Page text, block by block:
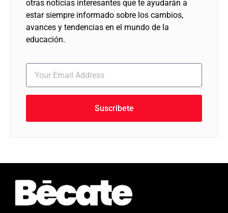
otras noticias interesantes que te ayudarán a
estar siempre informado sobre los cambios,
avances y tendencias en el mundo de la
educación.
Suscribete